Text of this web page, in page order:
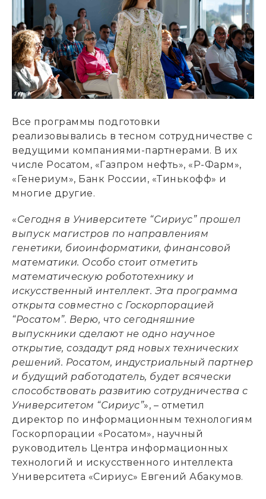
Все программы подготовки
реализовывались в тесном сотрудничестве с
ведущими компаниями-партнерами. В их
числе Росатом, «Газпром нефть», «Р-Фарм»,
«Генериум», Банк России, «Тинькофф» и
многие другие.
«Сегодня в Университете “Сириус” прошел
выпуск магистров по направлениям
генетики, биоинформатики, финансовой
математики. Особо стоит отметить
математическую робототехнику и
искусственный интеллект. Эта программа
открыта совместно с Госкорпорацией
“Росатом”. Верю, что сегодняшние
выпускники сделают не одно научное
открытие, создадут ряд новых технических
решений. Росатом, индустриальный партнер
и будущий работодатель, будет всячески
способствовать развитию сотрудничества с
Университетом “Сириус”», – отметил
директор по информационным технологиям
Госкорпорации «Росатом», научный
руководитель Центра информационных
технологий и искусственного интеллекта
Университета «Сириус» Евгений Абакумов.